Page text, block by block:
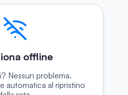
offline
Nessun problema.
automatica al ripristino